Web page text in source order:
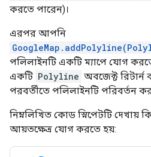
করতে পারেন)।
এরপর আপনি
পলিলাইনটি একটি ম্যাপে যোগ
একটি Polyline অবজেক্ট
পরবর্তীতে পলিলাইনটি পরিবর্তন
নিম্নলিখিত কোড স্নিপেটটি দেখায়
আয়তক্ষেত্র যোগ করতে হয়: